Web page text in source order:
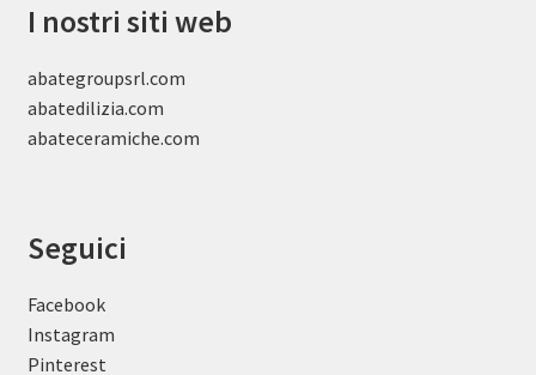
I nostri siti web
abategroupsrl.com
abatedilizia.com
abateceramiche.com
Seguici
Facebook
Instagram
Pinterest